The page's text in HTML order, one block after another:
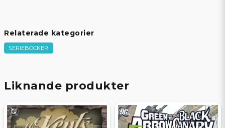
Relaterade kategorier
SERIEBÖCKER
Liknande produkter